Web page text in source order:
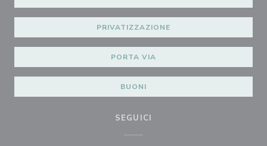
PRIVATIZZAZIONE
PORTA VIA
BUONI
SEGUICI